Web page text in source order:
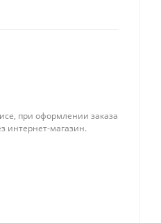
при оформлении заказа
интернет-магазин.